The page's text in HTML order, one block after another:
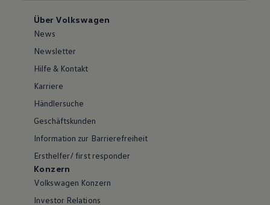
Über Volkswagen
News
Newsletter
Hilfe & Kontakt
Karriere
Händlersuche
Geschäftskunden
Information zur Barrierefreiheit
Ersthelfer/ first responder
Konzern
Volkswagen Konzern
Investor Relations